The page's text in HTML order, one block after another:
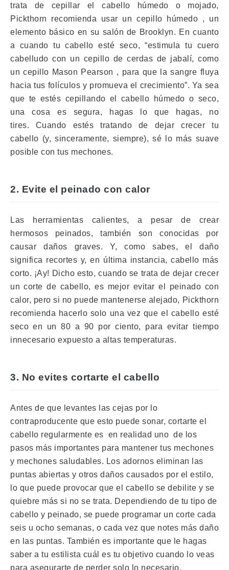
trata de cepillar el cabello húmedo o mojado,
Pickthorn recomienda usar uncepillo húmedo , un
elemento básico en su salón de Brooklyn. En cuanto
a cuando tu cabello esté seco, “estimula tu cuero
cabelludo con un cepillo de cerdas de jabalí, como
uncepillo Mason Pearson , para que la sangre fluya
hacia tus folículos y promueva el crecimiento”. Ya sea
que te estés cepillando el cabello húmedo o seco,
una cosa es segura, hagas lo que hagas, no
tires. Cuando estés tratando de dejar crecer tu
cabello (y, sinceramente, siempre), sé lo más suave
posible con tus mechones.
2. Evite el peinado con calor
Las herramientas calientes, a pesar de crear
hermosos peinados, también son conocidas por
causar daños graves. Y, como sabes, el daño
significa recortes y, en última instancia, cabello más
corto. ¡Ay! Dicho esto, cuando se trata de dejar crecer
un corte de cabello, es mejor evitar el peinado con
calor, pero si no puede mantenerse alejado, Pickthorn
recomienda hacerlo solo una vez que el cabello esté
seco en un 80 a 90 por ciento, para evitar tiempo
innecesario expuesto a altas temperaturas.
3. No evites cortarte el cabello
Antes de que levantes las cejas por lo
contraproducente que esto puede sonar, cortarte el
cabello regularmente es en realidad uno de los
pasos más importantes para mantener tus mechones
y mechones saludables. Los adornos eliminan las
puntas abiertas y otros daños causados ​​por el estilo,
lo que puede provocar que el cabello se debilite y se
quiebre más si no se trata. Dependiendo de tu tipo de
cabello y peinado, se puede programar un corte cada
seis u ocho semanas, o cada vez que notes más daño
en las puntas. También es importante que le hagas
saber a tu estilista cuál es tu objetivo cuando lo veas
para asegurarte de perder solo lo necesario.